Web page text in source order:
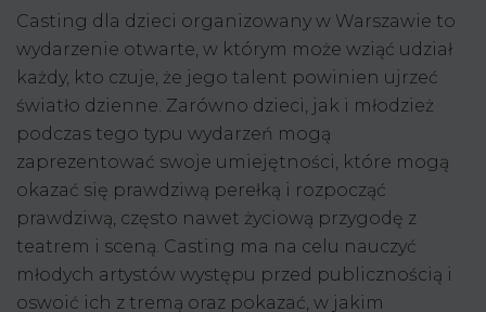
Casting dla dzieci organizowany w Warszawie to
wydarzenie otwarte, w którym może wziąć udział
każdy, kto czuje, że jego talent powinien ujrzeć
światło dzienne. Zarówno dzieci, jak i młodzież
podczas tego typu wydarzeń mogą
zaprezentować swoje umiejętności, które mogą
okazać się prawdziwą perełką i rozpocząć
prawdziwą, często nawet życiową przygodę z
teatrem i sceną. Casting ma na celu nauczyć
młodych artystów występu przed publicznością i
oswoić ich z tremą oraz pokazać, w jakim